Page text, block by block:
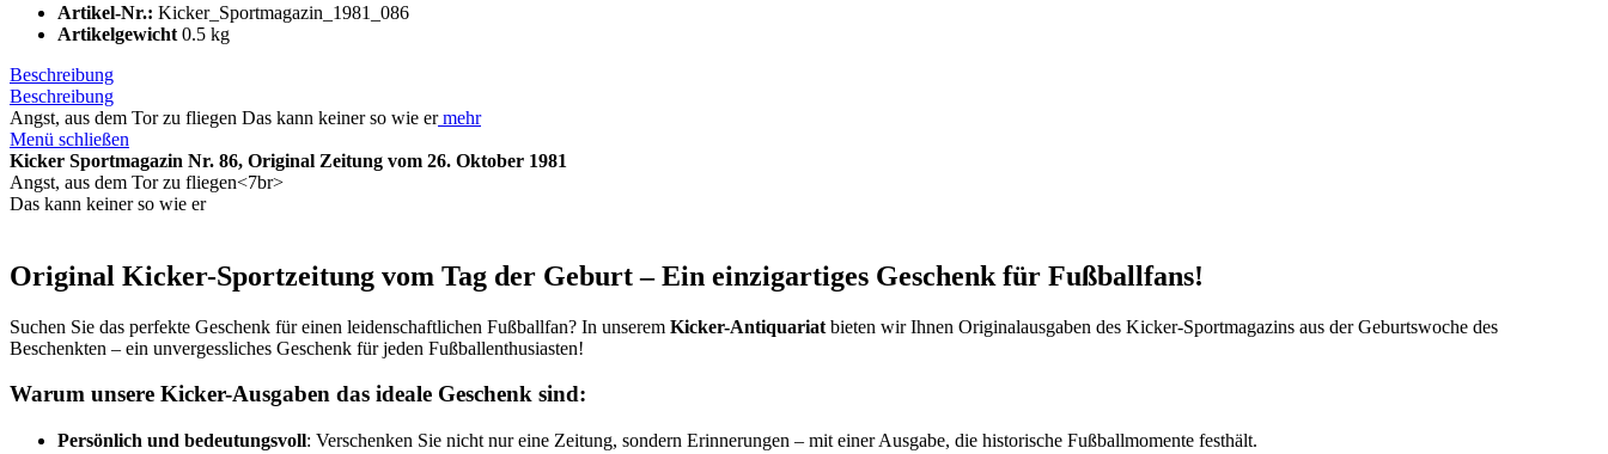
Artikel-Nr.: Kicker_Sportmagazin_1981_086
Artikelgewicht 0.5 kg
Beschreibung
Beschreibung
Angst, aus dem Tor zu fliegen Das kann keiner so wie ermehr
Menü schließen
Kicker Sportmagazin Nr. 86, Original Zeitung vom 26. Oktober 1981
Angst, aus dem Tor zu fliegen<7br>
Das kann keiner so wie er
Original Kicker-Sportzeitung vom Tag der Geburt – Ein einzigartiges Geschenk für Fußballfans!
Suchen Sie das perfekte Geschenk für einen leidenschaftlichen Fußballfan? In unserem Kicker-Antiquariat bieten wir Ihnen Originalausgaben des Kicker-Sportmagazins aus der Geburtswoche des
Beschenkten – ein unvergessliches Geschenk für jeden Fußballenthusiasten!
Warum unsere Kicker-Ausgaben das ideale Geschenk sind:
Persönlich und bedeutungsvoll: Verschenken Sie nicht nur eine Zeitung, sondern Erinnerungen – mit einer Ausgabe, die historische Fußballmomente festhält.